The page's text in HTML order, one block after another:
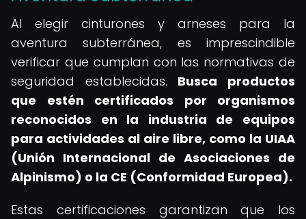
Al elegir cinturones y arneses para la
aventura subterránea, es imprescindible
verificar que cumplan con las normativas de
seguridad establecidas. Busca productos
que estén certificados por organismos
reconocidos en la industria de equipos
para actividades al aire libre, como la UIAA
(Unión Internacional de Asociaciones de
Alpinismo) o la CE (Conformidad Europea).
Estas certificaciones garantizan que los